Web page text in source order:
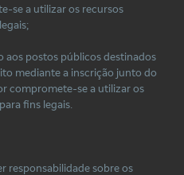
se a utilizar os recursos
aos postos públicos destinados
mediante a inscrição junto do
compromete-se a utilizar os
fins legais.
responsabilidade sobre os